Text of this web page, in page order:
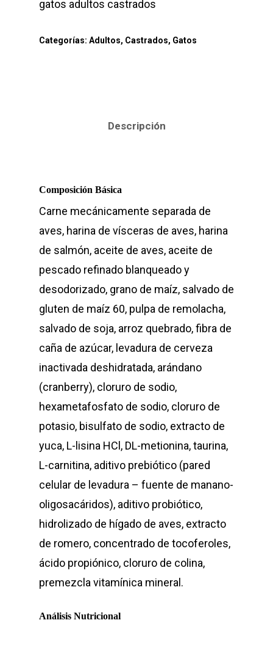
gatos adultos castrados
Categorías: Adultos, Castrados, Gatos
Descripción
Composición Básica
Carne mecánicamente separada de
aves, harina de vísceras de aves, harina
de salmón, aceite de aves, aceite de
pescado refinado blanqueado y
desodorizado, grano de maíz, salvado de
gluten de maíz 60, pulpa de remolacha,
salvado de soja, arroz quebrado, fibra de
caña de azúcar, levadura de cerveza
inactivada deshidratada, arándano
(cranberry), cloruro de sodio,
hexametafosfato de sodio, cloruro de
potasio, bisulfato de sodio, extracto de
yuca, L-lisina HCl, DL-metionina, taurina,
L-carnitina, aditivo prebiótico (pared
celular de levadura – fuente de manano-
oligosacáridos), aditivo probiótico,
hidrolizado de hígado de aves, extracto
de romero, concentrado de tocoferoles,
ácido propiónico, cloruro de colina,
premezcla vitamínica mineral.
Análisis Nutricional